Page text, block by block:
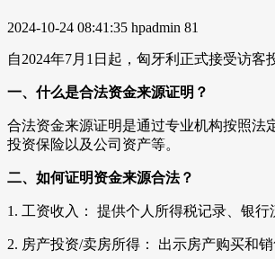
2024-10-24 08:41:35 hpadmin 81
自2024年7月1日起，匈牙利正式接受访
一、什么是合法资金来源证明？
合法资金来源证明是通过专业机构按照法
投资保险以及公司资产等。
二、如何证明资金来源合法？
1. 工资收入： 提供个人所得税记录、银行
2. 房产投资/卖房所得： 出示房产购买和